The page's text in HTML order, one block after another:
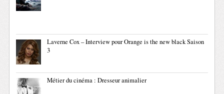
Laverne Cox – Interview pour Orange is the new black Saison
3
Métier du cinéma : Dresseur animalier